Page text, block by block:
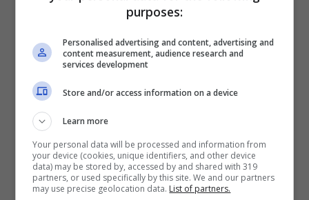
Per i nuovi registrati: 100% fino a 2.000€ in Bonus
Scommesse + 50% del primo deposito fino a 50€
2050€
purposes:
Personalised advertising and content, advertising and
content measurement, audience research and
services development
Store and/or access information on a device
Learn more
Your personal data will be processed and information from
your device (cookies, unique identifiers, and other device
data) may be stored by, accessed by and shared with 319
partners, or used specifically by this site. We and our partners
may use precise geolocation data. List of partners.